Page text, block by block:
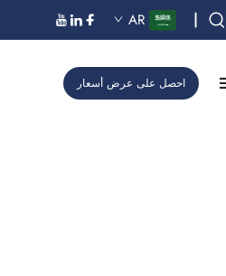
|
AR
احصل على عرض أسعار